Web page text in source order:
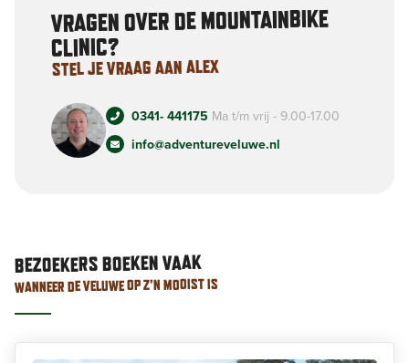
VRAGEN OVER DE MOUNTAINBIKE
CLINIC?
STEL JE VRAAG AAN ALEX
0341- 441175 Ma t/m vrij - 9.00-17.00
info@adventureveluwe.nl
BEZOEKERS BOEKEN VAAK
WANNEER DE VELUWE OP Z'N MOOIST IS